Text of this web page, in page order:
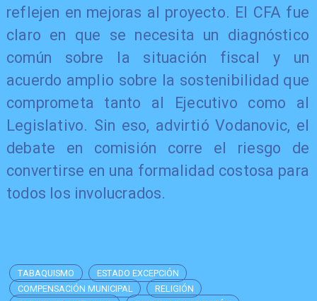
reflejen en mejoras al proyecto. El CFA fue
claro en que se necesita un diagnóstico
común sobre la situación fiscal y un
acuerdo amplio sobre la sostenibilidad que
comprometa tanto al Ejecutivo como al
Legislativo. Sin eso, advirtió Vodanovic, el
debate en comisión corre el riesgo de
convertirse en una formalidad costosa para
todos los involucrados.
TABAQUISMO
ESTADO EXCEPCIÓN
COMPENSACIÓN MUNICIPAL
RELIGIÓN